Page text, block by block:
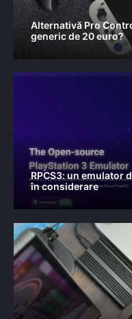
Alternativă Pro
generic de 20 euro?
RPCS3: un emulator
în considerare